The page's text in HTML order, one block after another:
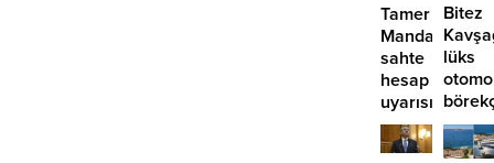
Tamer
sahte
hesap
uyarısı
Bitez
lüks
girdi:
2